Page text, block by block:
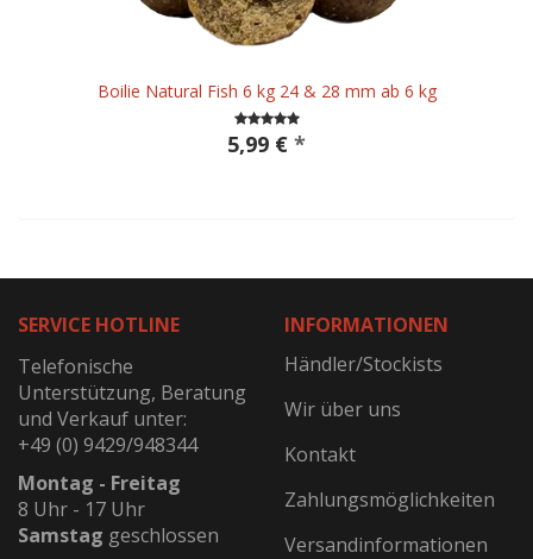
Boilie Natural Fish 6 kg 24 & 28 mm ab 6 kg
5,99 € *
SERVICE HOTLINE
Telefonische
Unterstützung, Beratung
und Verkauf unter:
+49 (0) 9429/948344
Montag - Freitag
8 Uhr - 17 Uhr
Samstag geschlossen
INFORMATIONEN
Händler/Stockists
Wir über uns
Kontakt
Zahlungsmöglichkeiten
Versandinformationen